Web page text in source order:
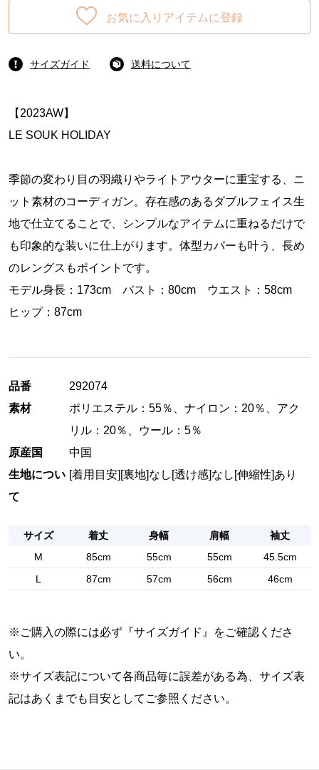
お気に入りアイテムに登録
サイズガイド 送料について
【2023AW】
LE SOUK HOLIDAY
季節の変わり目の羽織りやライトアウターに重宝する、ニ
ット素材のコーディガン。存在感のあるダブルフェイス生
地で仕立てることで、シンプルなアイテムに重ねるだけで
も印象的な装いに仕上がります。体型カバーも叶う、長め
のレングスもポイントです。
モデル身長：173cm バスト：80cm ウエスト：58cm
ヒップ：87cm
品番
292074
素材
ポリエステル：55％、ナイロン：20％、アク
リル：20％、ウール：5％
原産国
中国
生地につい
て
[着用目安] [裏地]なし [透け感]なし [伸縮性]あり
サイズ 着丈 身幅 肩幅
袖丈
M
85cm 55cm 55cm
45.5cm
L
87cm 57cm 56cm 46cm
※ご購入の際には必ず『サイズガイド 』をご確認くださ
い。
※サイズ表記について各商品毎に誤差がある為、サイズ表
記はあくまでも目安としてご参照ください。